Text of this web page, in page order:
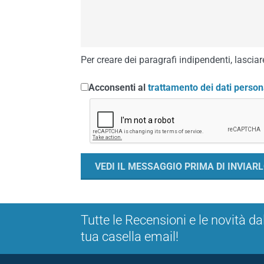
Per creare dei paragrafi indipendenti,
Acconsenti al trattamento dei dati
Tutte le Recensioni e le novità
tua casella email!